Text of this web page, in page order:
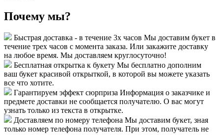
Почему мы?
Быстрая доставка - в течение 3х часов Мы доставим букет в
течение трех часов с момента заказа. Или закажите доставку
на любое время. Мы доставляем круглосуточно!
Бесплатная открытка к букету Мы бесплатно дополним
ваш букет красивой открыткой, в которой вы можете указать
все что хотите.
Гарантируем эффект сюрприза Информация о заказчике и
предмете доставки не сообщается получателю. О вас могут
узнать только из текста в открытке.
Доставляем по номеру телефона Мы доставим букет, зная
только номер телефона получателя. При этом, получатель не